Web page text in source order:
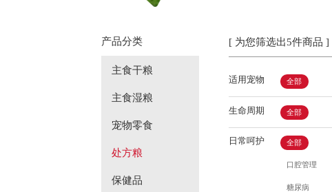
产品分类
主食干粮
主食湿粮
宠物零食
处方粮
保健品
[ 为您筛选出5件商品 ]
适用宠物 全部
生命周期 全部
日常呵护 全部
口腔管理
糖尿病